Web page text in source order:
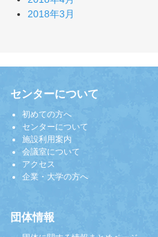
2018年3月
センターについて
初めての方へ
センターについて
施設利用案内
会議室について
アクセス
企業・大学の方へ
団体情報